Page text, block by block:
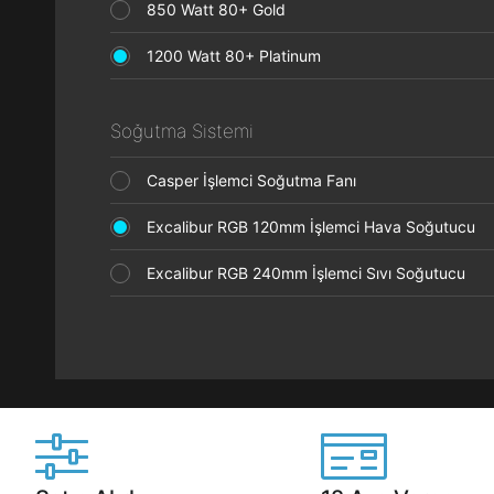
850 Watt 80+ Gold
1200 Watt 80+ Platinum
Soğutma Sistemi
Casper İşlemci Soğutma Fanı
Excalibur RGB 120mm İşlemci Hava Soğutucu
Excalibur RGB 240mm İşlemci Sıvı Soğutucu